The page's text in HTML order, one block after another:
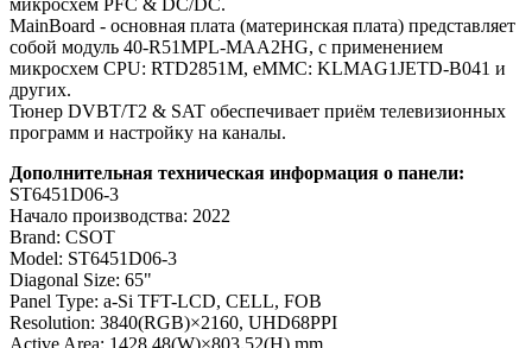
микросхем PFC & DC/DC.
MainBoard - основная плата (материнская плата) представляет
собой модуль 40-R51MPL-MAA2HG, с применением
микросхем CPU: RTD2851M, eMMC: KLMAG1JETD-B041 и
других.
Тюнер DVBT/T2 & SAT обеспечивает приём телевизионных
программ и настройку на каналы.
Дополнительная техническая информация о панели:
ST6451D06-3
Начало производства: 2022
Brand: CSOT
Model: ST6451D06-3
Diagonal Size: 65"
Panel Type: a-Si TFT-LCD, CELL, FOB
Resolution: 3840(RGB)×2160, UHD68PPI